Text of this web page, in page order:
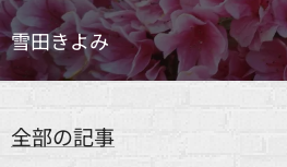
雪田きよみ
全部の記事